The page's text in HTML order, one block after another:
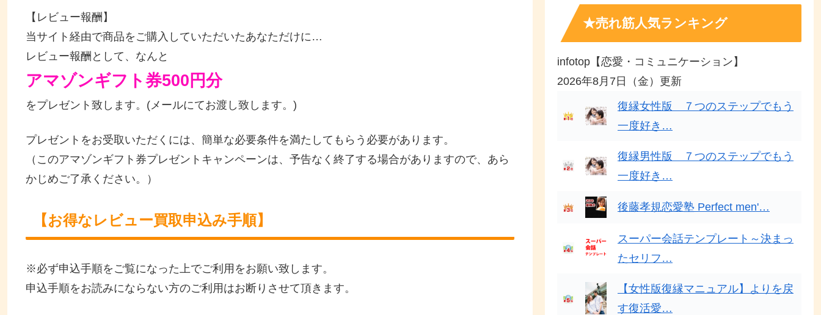
【レビュー報酬】
当サイト経由で商品をご購入していただいたあなただけに…
レビュー報酬として、なんと
アマゾンギフト券500円分
をプレゼント致します。(メールにてお渡し致します。)
プレゼントをお受取いただくには、簡単な必要条件を満たしてもらう必要があります。
（このアマゾンギフト券プレゼントキャンペーンは、予告なく終了する場合がありますので、あら
かじめご了承ください。）
【お得なレビュー買取申込み手順】
※必ず申込手順をご覧になった上でご利用をお願い致します。
申込手順をお読みにならない方のご利用はお断りさせて頂きます。
★売れ筋人気ランキング
infotop【恋愛・コミュニケーション】
2026年8月7日（金）更新
復縁女性版 ７つのステップでもう
一度好き…
復縁男性版 ７つのステップでもう
一度好き…
後藤孝規恋愛塾 Perfect men'…
スーパー会話テンプレート～決まっ
たセリフ…
【女性版復縁マニュアル】よりを戻
す復活愛…